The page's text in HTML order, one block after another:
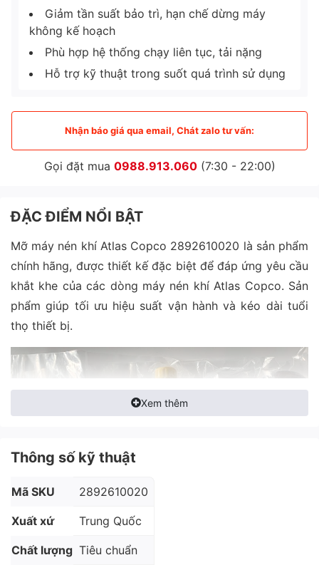
Giảm tần suất bảo trì, hạn chế dừng máy
không kế hoạch
Phù hợp hệ thống chạy liên tục, tải nặng
Hỗ trợ kỹ thuật trong suốt quá trình sử dụng
Nhận báo giá qua email, Chát zalo tư vấn:
Gọi đặt mua 0988.913.060(7:30 - 22:00)
ĐẶC ĐIỂM NỔI BẬT
Mỡ máy nén khí Atlas Copco 2892610020 là sản phẩm
chính hãng, được thiết kế đặc biệt để đáp ứng yêu cầu
khắt khe của các dòng máy nén khí Atlas Copco. Sản
phẩm giúp tối ưu hiệu suất vận hành và kéo dài tuổi
thọ thiết bị.
Xem thêm
Thông số kỹ thuật
Mã SKU 2892610020
Xuất xứ Trung Quốc
Chất lượng Tiêu chuẩn